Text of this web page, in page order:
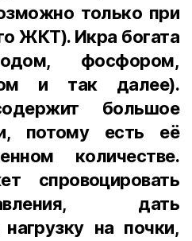
только при
ЖКТ). Икра богата
фосфором,
и так далее).
большое
потому есть её
количестве.
спровоцировать
дать
на почки,